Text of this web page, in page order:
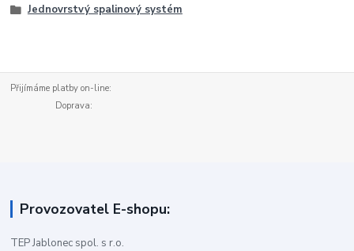
Jednovrstvý spalinový systém
Přijímáme platby on-line:
Doprava:
Provozovatel E-shopu:
TEP Jablonec spol. s r.o.